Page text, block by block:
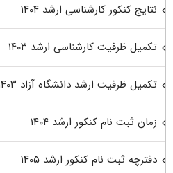
نتایج کنکور کارشناسی ارشد ۱۴۰۴
تکمیل ظرفیت کارشناسی ارشد ۱۴۰۳
تکمیل ظرفیت ارشد دانشگاه آزاد ۱۴۰۳
زمان ثبت نام کنکور ارشد ۱۴۰۴
دفترچه ثبت نام کنکور ارشد ۱۴۰۵